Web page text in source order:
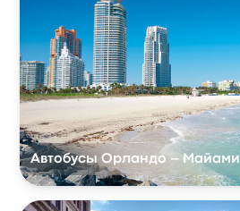
Автобусы Орландо – Майами